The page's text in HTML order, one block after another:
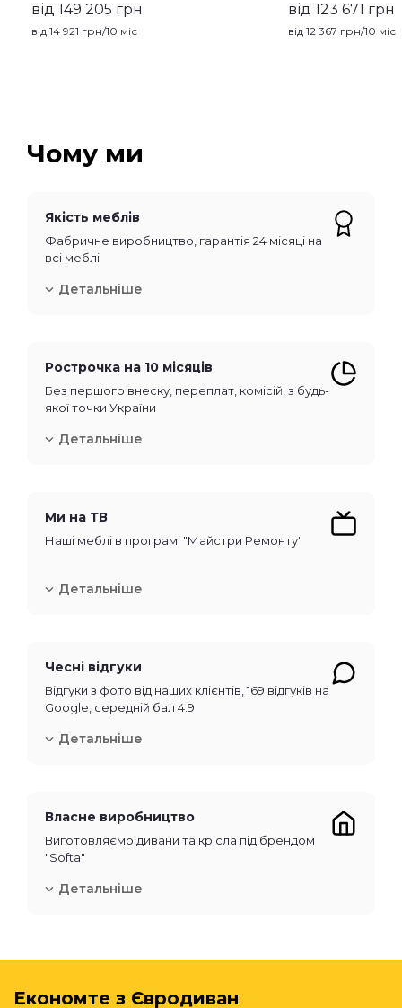
від 149 205 грн
від 14 921 грн/10 міс
від 123 671 грн
від 12 367 грн/10 міс
Чому ми
Якість меблів
Фабричне виробництво, гарантія 24 місяці на
всі меблі
Детальніше
Рострочка на 10 місяців
Без першого внеску, переплат, комісій, з будь-
якої точки України
Детальніше
Ми на ТВ
Наші меблі в програмі "Майстри Ремонту"
Детальніше
Чесні відгуки
Відгуки з фото від наших клієнтів, 169 відгуків на
Google, середній бал 4.9
Детальніше
Власне виробництво
Виготовляємо дивани та крісла під брендом
"Softa"
Детальніше
Економте з Євродиван